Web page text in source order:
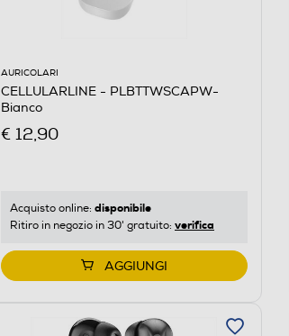
AURICOLARI
CELLULARLINE - PLBTTWSCAPW-
Bianco
€ 12,90
Acquisto online: disponibile
Ritiro in negozio in 30' gratuito: verifica
AGGIUNGI